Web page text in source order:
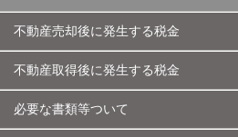
不動産売却後に発生する税金
不動産取得後に発生する税金
必要な書類等ついて